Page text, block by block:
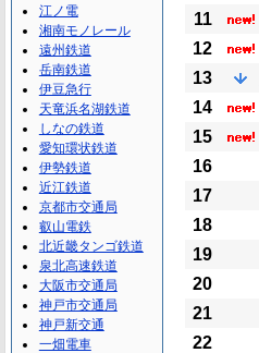
11
12
13
14
15
16
17
18
19
20
21
22
江ノ電
湘南モノレール
遠州鉄道
岳南鉄道
伊豆急行
天竜浜名湖鉄道
しなの鉄道
愛知環状鉄道
伊勢鉄道
近江鉄道
京都市交通局
叡山電鉄
北近畿タンゴ鉄道
泉北高速鉄道
大阪市交通局
神戸市交通局
神戸新交通
一畑電車